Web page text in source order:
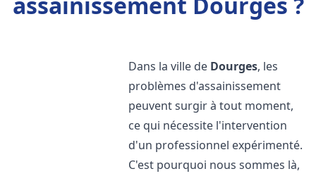
Dans la ville de Dourges, les
problèmes d'assainissement
peuvent surgir à tout moment,
ce qui nécessite l'intervention
d'un professionnel expérimenté.
C'est pourquoi nous sommes là,